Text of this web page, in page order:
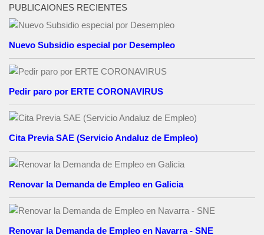
PUBLICAIONES RECIENTES
Nuevo Subsidio especial por Desempleo
Pedir paro por ERTE CORONAVIRUS
Cita Previa SAE (Servicio Andaluz de Empleo)
Renovar la Demanda de Empleo en Galicia
Renovar la Demanda de Empleo en Navarra - SNE